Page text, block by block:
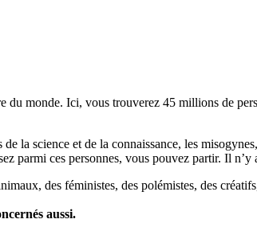
monde. Ici, vous trouverez 45 millions de
la science et de la connaissance, les
parmi ces personnes, vous pouvez partir. Il
des féministes, des polémistes, des
aussi.